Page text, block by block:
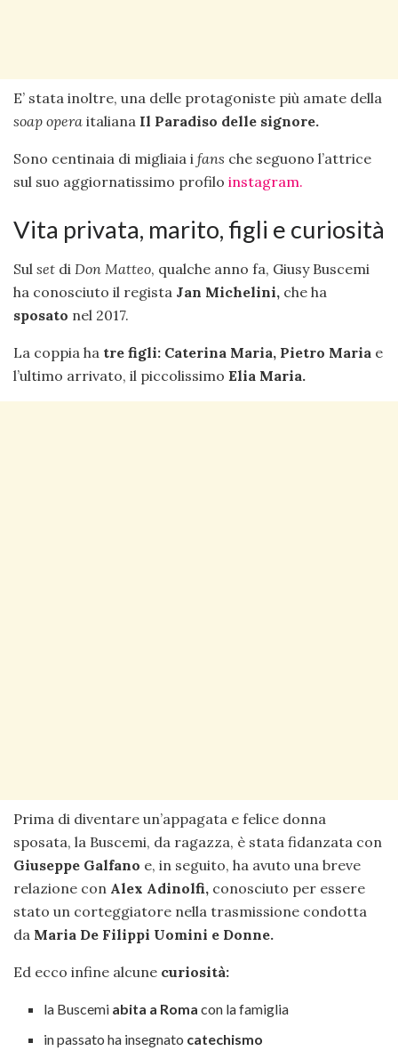
E’ stata inoltre, una delle protagoniste più amate della
soap opera italiana Il Paradiso delle signore.
Sono centinaia di migliaia i fans che seguono l’attrice
sul suo aggiornatissimo profilo instagram.
Vita privata, marito, figli e curiosità
Sul set di Don Matteo, qualche anno fa, Giusy Buscemi
ha conosciuto il regista Jan Michelini, che ha
sposato nel 2017.
La coppia ha tre figli: Caterina Maria, Pietro Maria e
l’ultimo arrivato, il piccolissimo Elia Maria.
Prima di diventare un’appagata e felice donna
sposata, la Buscemi, da ragazza, è stata fidanzata con
Giuseppe Galfano e, in seguito, ha avuto una breve
relazione con Alex Adinolfi, conosciuto per essere
stato un corteggiatore nella trasmissione condotta
da Maria De Filippi Uomini e Donne.
Ed ecco infine alcune curiosità:
la Buscemi abita a Roma con la famiglia
in passato ha insegnato catechismo